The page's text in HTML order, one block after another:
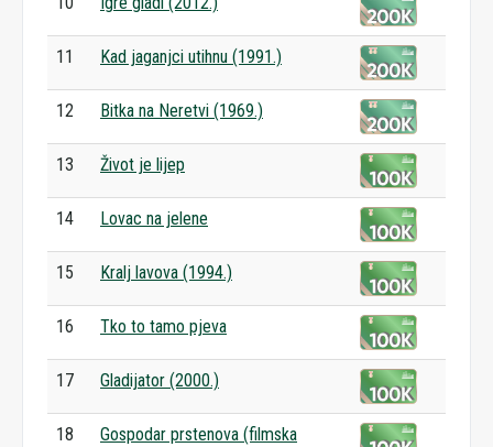
11 Kad jaganjci utihnu (1991.)
12 Bitka na Neretvi (1969.)
13 Život je lijep
14 Lovac na jelene
15 Kralj lavova (1994.)
16 Tko to tamo pjeva
17 Gladijator (2000.)
18
Gospodar prstenova (filmska